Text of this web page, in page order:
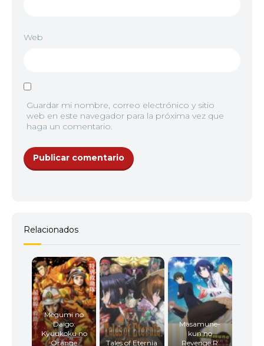
Web
Guardar mi nombre, correo electrónico y sitio
web en este navegador para la próxima vez que
haga un comentario.
Relacionados
Megumi no
Daigo:
Kyuukoku no
Orange
Tales of Eternia
Masamune-
kun no
Revenge R